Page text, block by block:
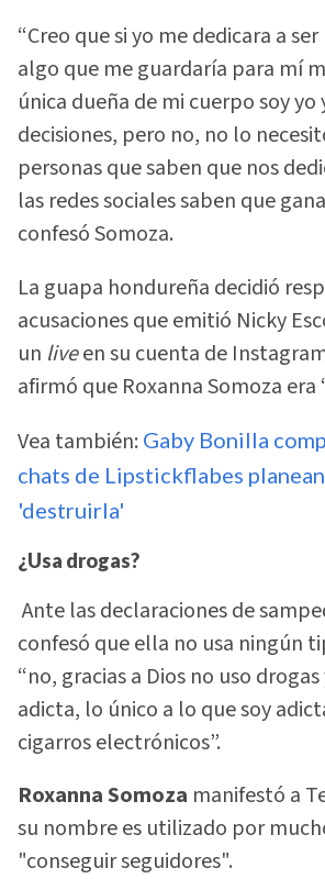
“Creo que si yo me dedicara a
algo que me guardaría para mí
única dueña de mi cuerpo soy yo
decisiones, pero no, no lo
personas que saben que nos
las redes sociales saben que
confesó Somoza.
La guapa hondureña decidió
acusaciones que emitió Nicky
un liveen su cuenta de
afirmó que Roxanna Somoza era
Vea también: Gaby Bonilla
chats de Lipstickflabes
'destruirla'
¿Usa drogas?
Ante las declaraciones de
confesó que ella no usa ningún
“no, gracias a Dios no uso
adicta, lo único a lo que soy
cigarros electrónicos”.
Roxanna Somoza manifestó a
su nombre es utilizado por
"conseguir seguidores".